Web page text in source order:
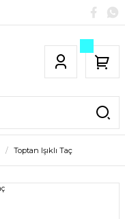
Toptan Işıklı Taç